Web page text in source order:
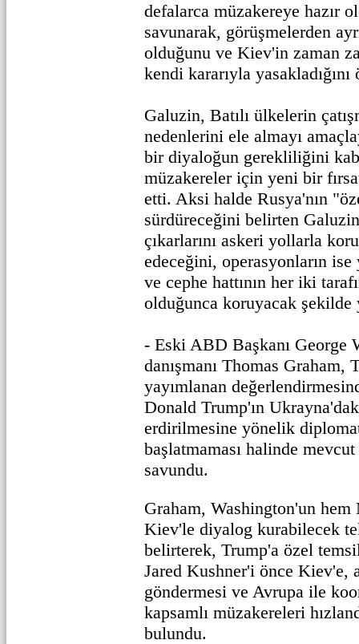
defalarca müzakereye hazır
savunarak, görüşmelerden
olduğunu ve Kiev'in zaman
kendi kararıyla yasakladığını
Galuzin, Batılı ülkelerin
nedenlerini ele almayı
bir diyaloğun gerekliliğini
müzakereler için yeni bir
etti. Aksi halde Rusya'nın
sürdüreceğini belirten
çıkarlarını askeri yollarla
edeceğini, operasyonların ise
ve cephe hattının her iki
olduğunca koruyacak
- Eski ABD Başkanı George
danışmanı Thomas
yayımlanan
Donald Trump'ın
erdirilmesine yönelik
başlatmaması halinde mevcut
savundu.
Graham, Washington'un
Kiev'le diyalog kurabilecek
belirterek, Trump'a özel
Jared Kushner'i önce Kiev'e,
göndermesi ve Avrupa ile
kapsamlı müzakereleri
bulundu.